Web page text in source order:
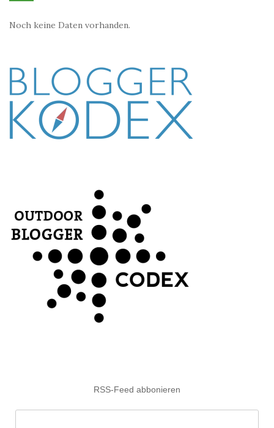
Noch keine Daten vorhanden.
RSS-Feed abbonieren